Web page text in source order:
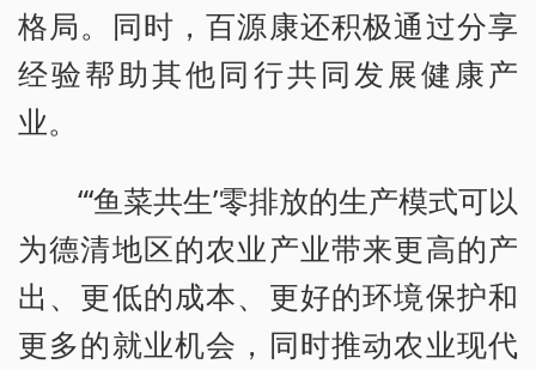
格局。同时，百源康还积极通过分享
经验帮助其他同行共同发展健康产
业。
“‘鱼菜共生’零排放的生产模式可以
为德清地区的农业产业带来更高的产
出、更低的成本、更好的环境保护和
更多的就业机会，同时推动农业现代